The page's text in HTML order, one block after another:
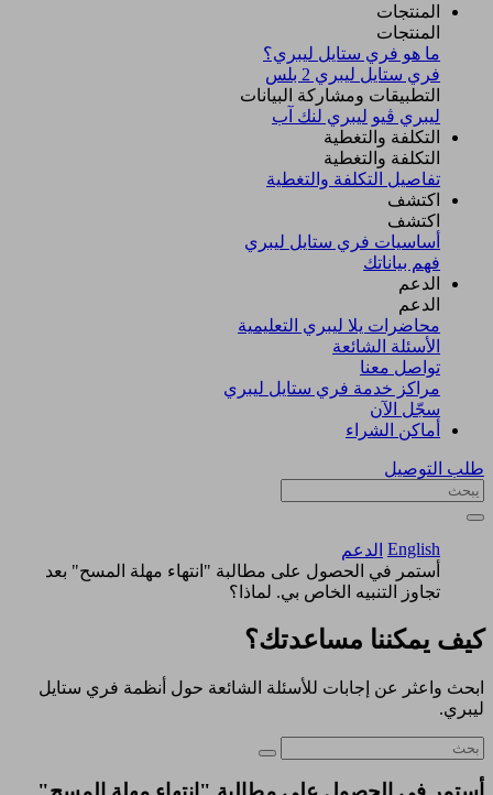
المنتجات
المنتجات
ما هو فري ستايل ليبري؟
فري ستايل ليبري 2 بلس​
التطبيقات ومشاركة البيانات
ليبري ڤيو ليبري لنك آب
التكلفة والتغطية
التكلفة والتغطية
تفاصيل التكلفة والتغطية
اكتشف​
اكتشف​
أساسيات فري ستايل ليبري
فهم بياناتك
الدعم
الدعم
محاضرات يلا ليبري التعليمية
الأسئلة الشائعة
تواصل معنا
مراكز خدمة فري ستايل ليبري
سجّل الآن​
أماكن الشراء
طلب التوصيل
English الدعم
أستمر في الحصول على مطالبة "انتهاء مهلة المسح" بعد
تجاوز التنبيه الخاص بي. لماذا؟
كيف يمكننا مساعدتك؟
ابحث واعثر عن إجابات للأسئلة الشائعة حول أنظمة فري ستايل
ليبري.